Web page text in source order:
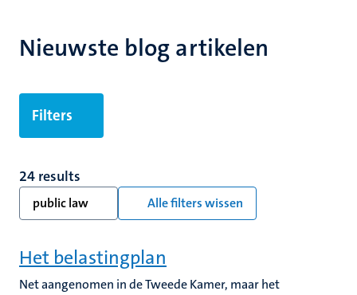
Nieuwste blog artikelen
Filters
24 results
public law Alle filters wissen
Het belastingplan
Net aangenomen in de Tweede Kamer, maar het